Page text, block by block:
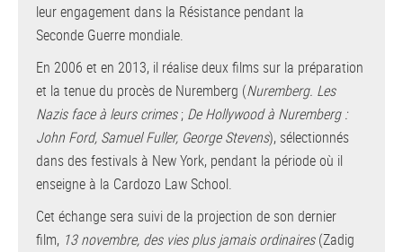
leur engagement dans la Résistance pendant la
Seconde Guerre mondiale.
En 2006 et en 2013, il réalise deux films sur la préparation
et la tenue du procès de Nuremberg (Nuremberg. Les
Nazis face à leurs crimes; De Hollywood à Nuremberg :
John Ford, Samuel Fuller, George Stevens), sélectionnés
dans des festivals à New York, pendant la période où il
enseigne à la Cardozo Law School.
Cet échange sera suivi de la projection de son dernier
film, 13 novembre, des vies plus jamais ordinaires(Zadig